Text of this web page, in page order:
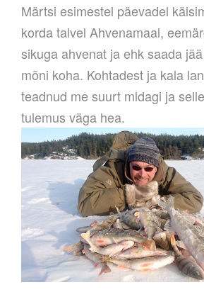
Märtsi esimestel päevadel
korda talvel Ahvenamaal,
sikuga ahvenat ja ehk saada
mõni koha. Kohtadest ja kala
teadnud me suurt midagi ja
tulemus väga hea.